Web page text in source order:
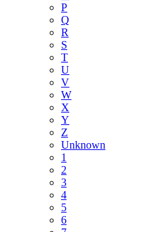
P
Q
R
S
T
U
V
W
X
Y
Z
Unknown
1
2
3
4
5
6